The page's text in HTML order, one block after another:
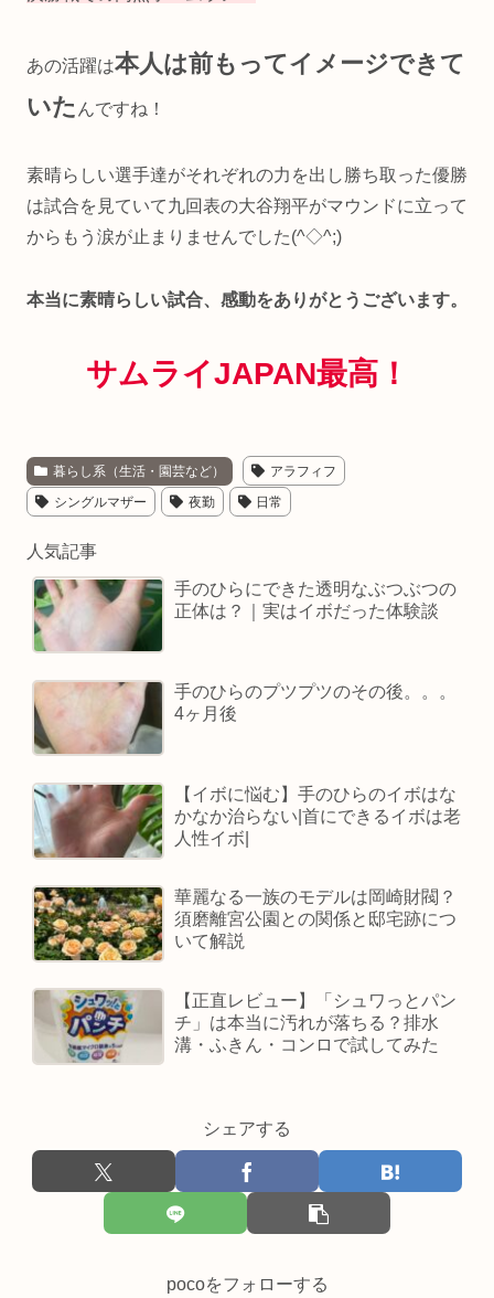
あの活躍は本人は前もってイメージできて
いた んですね！
素晴らしい選手達がそれぞれの力を出し勝ち取った優勝
は試合を見ていて九回表の大谷翔平がマウンドに立って
からもう涙が止まりませんでした(^◇^;)
本当に素晴らしい試合、感動をありがとうございます。
サムライJAPAN最高！
暮らし系（生活・園芸など） アラフィフ
シングルマザー 夜勤 日常
人気記事
手のひらにできた透明なぶつぶつの
正体は？｜実はイボだった体験談
手のひらのプツプツのその後。。。
4ヶ月後
【イボに悩む】手のひらのイボはな
かなか治らない|首にできるイボは老
人性イボ|
華麗なる一族のモデルは岡崎財閥？
須磨離宮公園との関係と邸宅跡につ
いて解説
【正直レビュー】「シュワっとパン
チ」は本当に汚れが落ちる？排水
溝・ふきん・コンロで試してみた
シェアする
pocoをフォローする